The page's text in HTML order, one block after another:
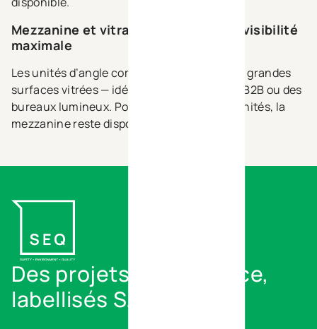
Mezzanine et vitrages XXL pour une visibilité
maximale
Les unités d’angle combinent mezzanine et grandes
surfaces vitrées — idéal pour un showroom B2B ou des
bureaux lumineux. Pour toutes les autres unités, la
mezzanine reste disponible en option.
Des projets d'excellence,
labellisés S.E.Q.